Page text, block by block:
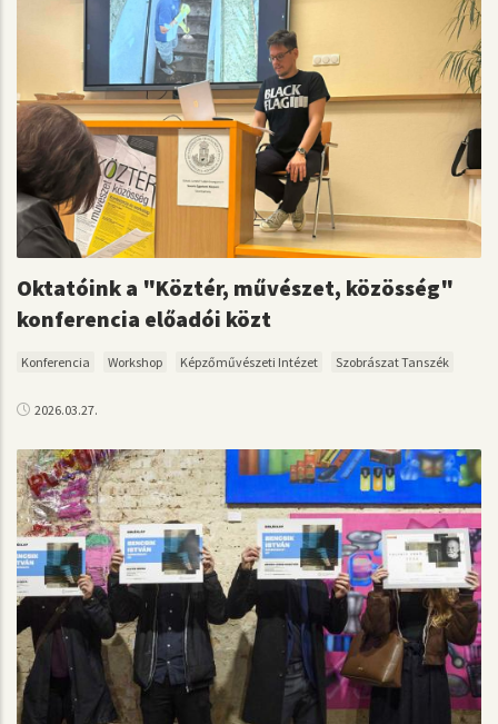
Oktatóink a "Köztér, művészet, közösség"
konferencia előadói közt
Konferencia Workshop Képzőművészeti Intézet Szobrászat Tanszék
2026.03.27.